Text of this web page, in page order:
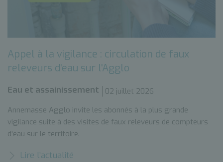
Appel à la vigilance : circulation de faux
releveurs d'eau sur l'Agglo
Eau et assainissement
02 juillet 2026
Annemasse Agglo invite les abonnés à la plus grande
vigilance suite à des visites de faux releveurs de compteurs
d'eau sur le territoire.
Lire l’actualité